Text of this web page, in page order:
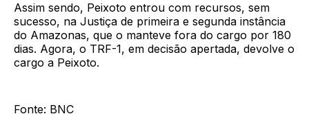
Assim sendo, Peixoto entrou com recursos, sem
sucesso, na Justiça de primeira e segunda instância
do Amazonas, que o manteve fora do cargo por 180
dias. Agora, o TRF-1, em decisão apertada, devolve o
cargo a Peixoto.
Fonte: BNC